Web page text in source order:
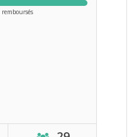
remboursés